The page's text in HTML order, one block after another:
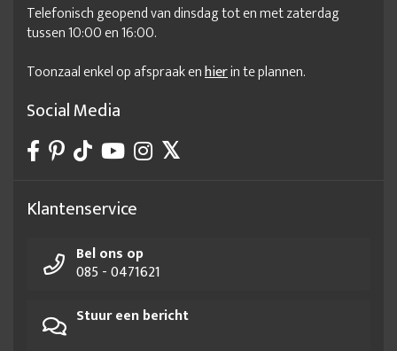
Telefonisch geopend van dinsdag tot en met zaterdag
tussen 10:00 en 16:00.
Toonzaal enkel op afspraak enhierin te plannen.
Social Media
Klantenservice
Bel ons op
085 - 0471621
Stuur een bericht